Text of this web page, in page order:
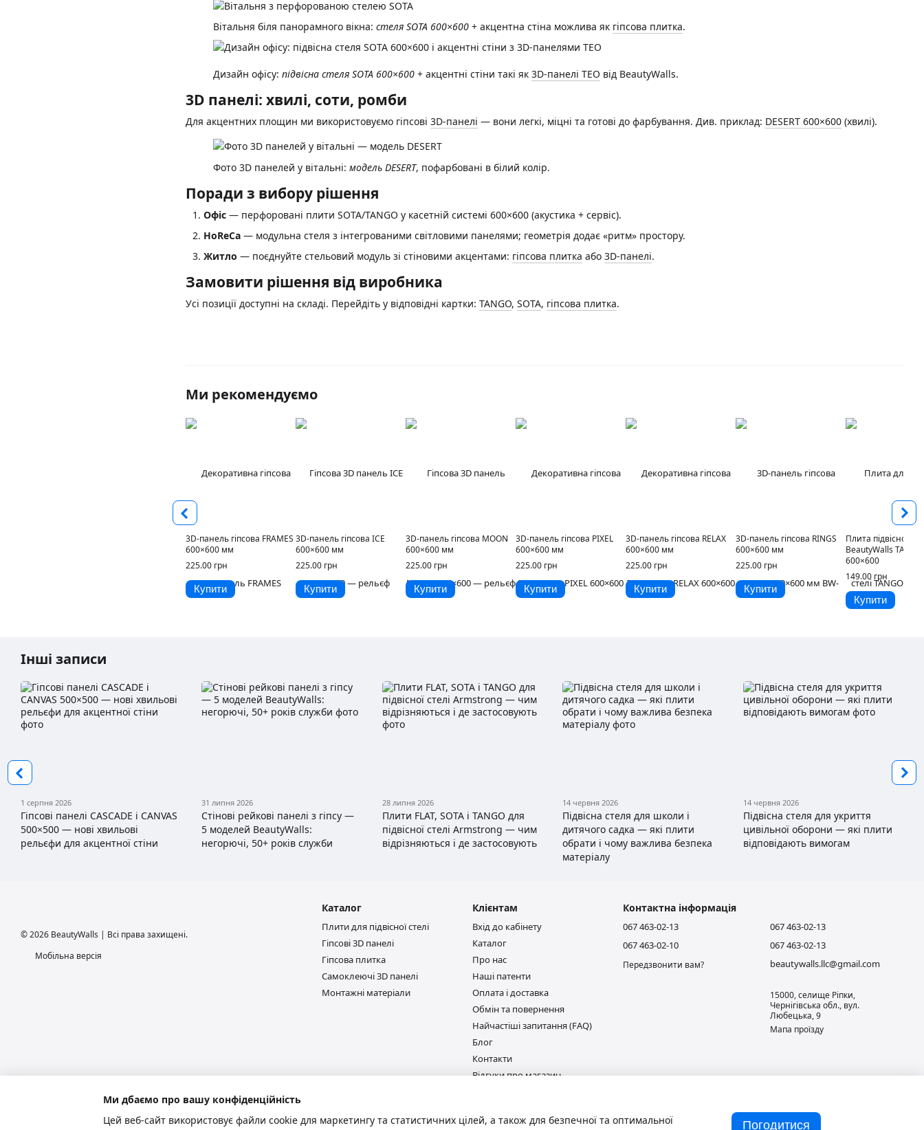
Вітальня біля панорамного вікна: стеля SOTA 600×600 + акцентна стіна можлива як гіпсова плитка.
Дизайн офісу: підвісна стеля SOTA 600×600 + акцентні стіни такі як 3D-панелі ТЕО від BeautyWalls.
3D панелі: хвилі, соти, ромби
Для акцентних площин ми використовуємо гіпсові 3D-панелі — вони легкі, міцні та готові до фарбування. Див. приклад: DESERT 600×600 (хвилі).
Фото 3D панелей у вітальні: модель DESERT, пофарбовані в білий колір.
Поради з вибору рішення
Офіс — перфоровані плити SOTA/TANGO у касетній системі 600×600 (акустика + сервіс).
HoReCa — модульна стеля з інтегрованими світловими панелями; геометрія додає «ритм» простору.
Житло — поєднуйте стельовий модуль зі стіновими акцентами: гіпсова плитка або 3D-панелі.
Замовити рішення від виробника
Усі позиції доступні на складі. Перейдіть у відповідні картки: TANGO, SOTA, гіпсова плитка.
Ми рекомендуємо
3D-панель гіпсова FRAMES
600×600 мм
225.00 грн
Купити
3D-панель гіпсова ICE
600×600 мм
225.00 грн
Купити
3D-панель гіпсова MOON
600×600 мм
225.00 грн
Купити
3D-панель гіпсова PIXEL
600×600 мм
225.00 грн
Купити
3D-панель гіпсова RELAX
600×600 мм
225.00 грн
Купити
3D-панель гіпсова RINGS
600×600 мм
225.00 грн
Купити
Плита підвісної
BeautyWalls TANGO
600×600
149.00 грн
Купити
Інші записи
1 серпня 2026
Гіпсові панелі CASCADE і CANVAS
500×500 — нові хвильові
рельєфи для акцентної стіни
31 липня 2026
Стінові рейкові панелі з гіпсу —
5 моделей BeautyWalls:
негорючі, 50+ років служби
28 липня 2026
Плити FLAT, SOTA і TANGO для
підвісної стелі Armstrong — чим
відрізняються і де застосовують
14 червня 2026
Підвісна стеля для школи і
дитячого садка — які плити
обрати і чому важлива безпека
матеріалу
14 червня 2026
Підвісна стеля для укриття
цивільної оборони — які плити
відповідають вимогам
© 2026 BeautyWalls | Всі права захищені.
Мобільна версія
Каталог
Плити для підвісної стелі
Гіпсові 3D панелі
Гіпсова плитка
Самоклеючі 3D панелі
Монтажні матеріали
Клієнтам
Вхід до кабінету
Каталог
Про нас
Наші патенти
Оплата і доставка
Обмін та повернення
Найчастіші запитання (FAQ)
Блог
Контакти
Відгуки про магазин
Контактна інформація
067 463-02-13
067 463-02-10
Передзвонити вам?
067 463-02-13
067 463-02-13
beautywalls.llc@gmail.com
15000, селище Ріпки,
Чернігівська обл., вул.
Любецька, 9
Мапа проїзду
Ми дбаємо про вашу конфіденційність
Цей веб-сайт використовує файли cookie для маркетингу та статистичних цілей, а також для безпечної та оптимальної
Погодитися